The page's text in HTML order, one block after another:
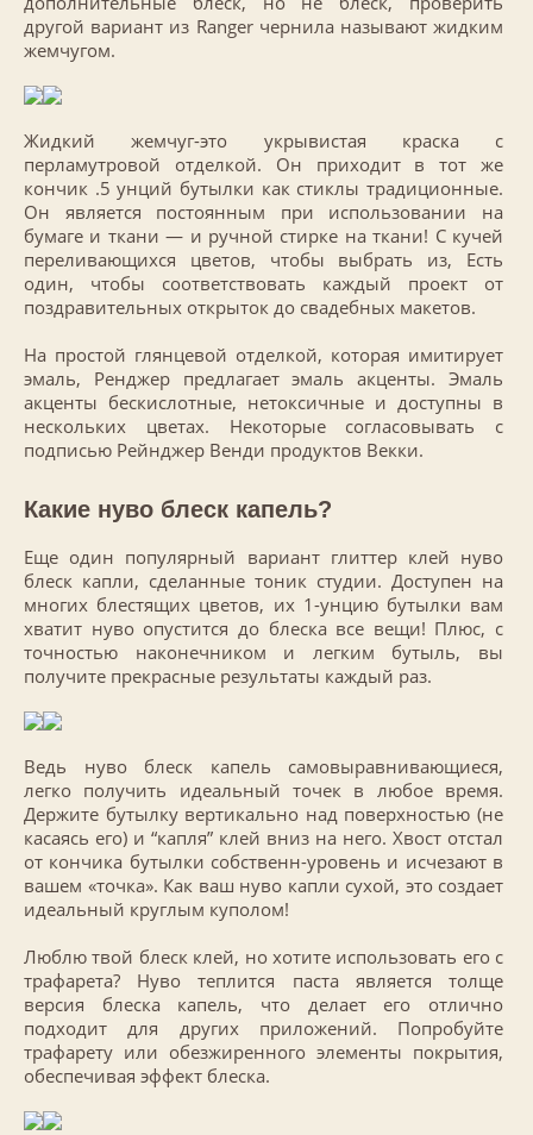
другой вариант из Ranger чернила называют жидким
жемчугом.
Жидкий жемчуг-это укрывистая краска с
перламутровой отделкой. Он приходит в тот же
кончик .5 унций бутылки как стиклы традиционные.
Он является постоянным при использовании на
бумаге и ткани — и ручной стирке на ткани! С кучей
переливающихся цветов, чтобы выбрать из, Есть
один, чтобы соответствовать каждый проект от
поздравительных открыток до свадебных макетов.
На простой глянцевой отделкой, которая имитирует
эмаль, Ренджер предлагает эмаль акценты. Эмаль
акценты бескислотные, нетоксичные и доступны в
нескольких цветах. Некоторые согласовывать с
подписью Рейнджер Венди продуктов Векки.
Какие нуво блеск капель?
Еще один популярный вариант глиттер клей нуво
блеск капли, сделанные тоник студии. Доступен на
многих блестящих цветов, их 1-унцию бутылки вам
хватит нуво опустится до блеска все вещи! Плюс, с
точностью наконечником и легким бутыль, вы
получите прекрасные результаты каждый раз.
Ведь нуво блеск капель самовыравнивающиеся,
легко получить идеальный точек в любое время.
Держите бутылку вертикально над поверхностью (не
касаясь его) и “капля” клей вниз на него. Хвост отстал
от кончика бутылки собственн-уровень и исчезают в
вашем «точка». Как ваш нуво капли сухой, это создает
идеальный круглым куполом!
Люблю твой блеск клей, но хотите использовать его с
трафарета? Нуво теплится паста является толще
версия блеска капель, что делает его отлично
подходит для других приложений. Попробуйте
трафарету или обезжиренного элементы покрытия,
обеспечивая эффект блеска.